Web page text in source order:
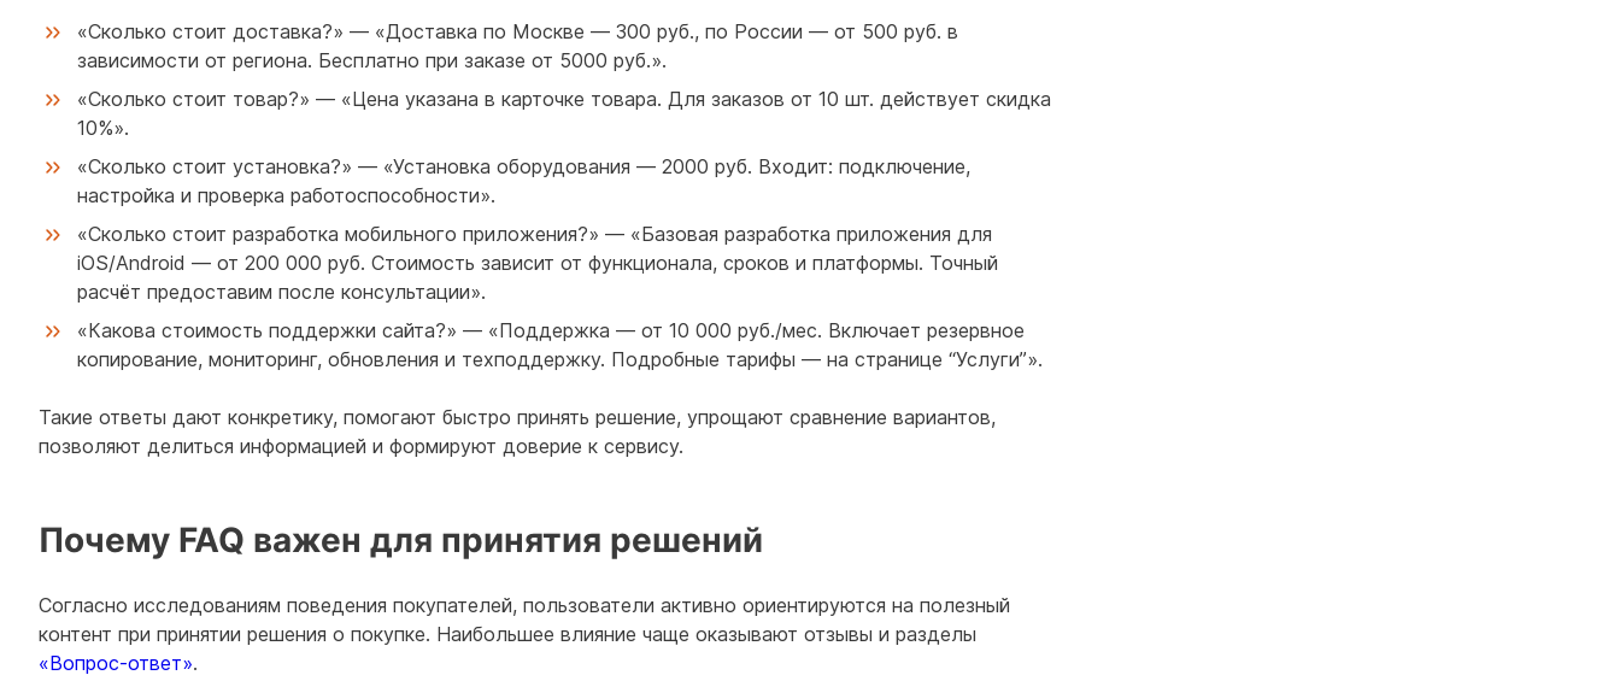
«Сколько стоит доставка?» — «Доставка по Москве — 300 руб., по России — от 500 руб. в
зависимости от региона. Бесплатно при заказе от 5000 руб.».
«Сколько стоит товар?» — «Цена указана в карточке товара. Для заказов от 10 шт. действует скидка
10%».
«Сколько стоит установка?» — «Установка оборудования — 2000 руб. Входит: подключение,
настройка и проверка работоспособности».
«Сколько стоит разработка мобильного приложения?» — «Базовая разработка приложения для
iOS/Android — от 200 000 руб. Стоимость зависит от функционала, сроков и платформы. Точный
расчёт предоставим после консультации».
«Какова стоимость поддержки сайта?» — «Поддержка — от 10 000 руб./мес. Включает резервное
копирование, мониторинг, обновления и техподдержку. Подробные тарифы — на странице “Услуги”».
Такие ответы дают конкретику, помогают быстро принять решение, упрощают сравнение вариантов,
позволяют делиться информацией и формируют доверие к сервису.
Почему FAQ важен для принятия решений
Согласно исследованиям поведения покупателей, пользователи активно ориентируются на полезный
контент при принятии решения о покупке. Наибольшее влияние чаще оказывают отзывы и разделы
«Вопрос-ответ».